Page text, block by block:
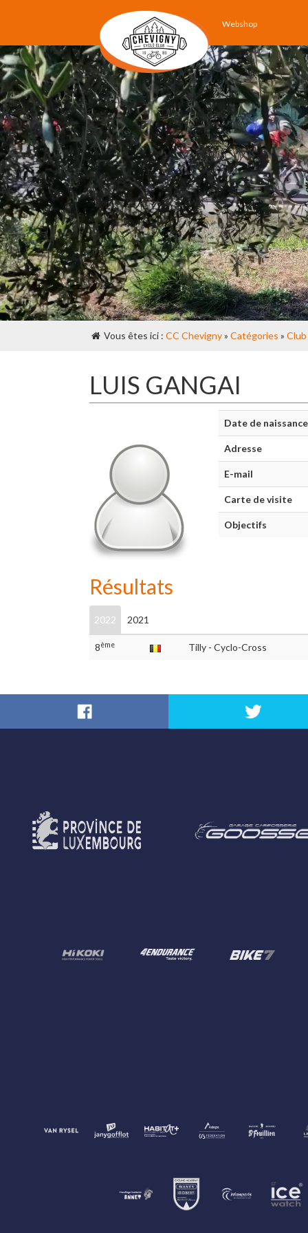
Webshop
Vous êtes ici : CC Chevigny» Catégories » Club
LUIS GANGAI
Date de naissance
Adresse
E-mail
Carte de visite
Objectifs
Résultats
2022 2021
8ème Tilly - Cyclo-Cross